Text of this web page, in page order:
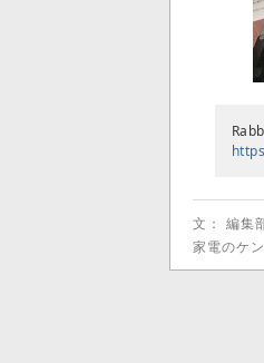
文： 編集
家電のケ